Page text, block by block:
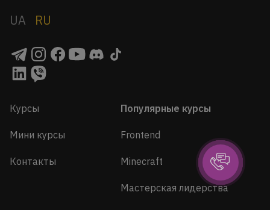
UA RU
Курсы
Мини курсы
Контакты
Популярные курсы
Frontend
Minecraft
Мастерская лидерства